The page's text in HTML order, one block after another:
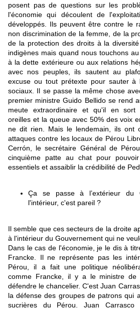
posent pas de questions sur les
l'économie qui découlent de
développés. Ils peuvent être contre le
non discrimination de la femme, de la
de la protection des droits à la
indigènes mais quand nous touchons
à la dette extérieure ou aux relations
avec nos peuples, ils sautent au
excuse ou tout prétexte pour sauter à
sociaux. Il se passe la même chose
premier ministre Guido Bellido se rend
meute extraordinaire et qu'il en sort
oreilles et la queue avec 50% des voix
ne dit rien. Mais le lendemain, ils ont
attaques contre les locaux de Pérou
Cerrón, le secrétaire Général de
cinquième patte au chat pour
essentiels et assaiblir la crédibilité de
Ça se passe à l’extérieur du
l'intérieur, c'est pareil ?
Il semble que ces secteurs de la droite
à l'intérieur du Gouvernement qui ne
Dans le cas de l'économie, je le dis à
Francke. Il ne représente pas les
Pérou, il a fait une politique
comme Francke, il y a le ministre de
défendre le chancelier. C'est Juan
la défense des groupes de patrons qui
sucrières du Pérou. Juan Carrasco